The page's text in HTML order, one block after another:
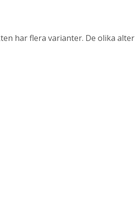
har flera varianter. De olika